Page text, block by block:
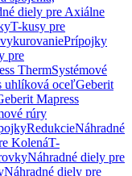
diely pre Axiálne
T-kusy pre
Prípojky
pre
ThermSystémové
uhlíková oceľGeberit
Mapress
rúry
RedukcieNáhradné
KolenáT-
Náhradné diely pre
Náhradné diely pre